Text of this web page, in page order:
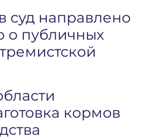
суд направлено
о публичных
кормов